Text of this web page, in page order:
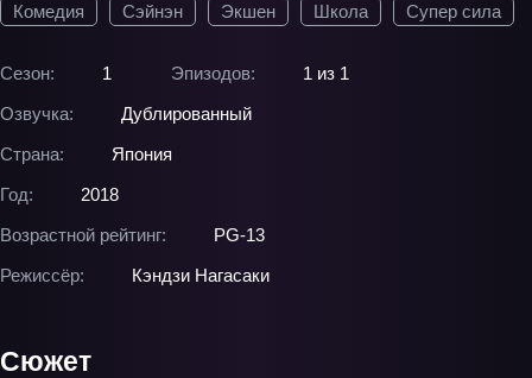
Комедия Сэйнэн Экшен Школа Супер сила
Сезон: 1 Эпизодов:
1 из 1
Озвучка:
Дублированный
Страна:
Япония
Год:
2018
Возрастной рейтинг:
PG-13
Режиссёр:
Кэндзи Нагасаки
Сюжет